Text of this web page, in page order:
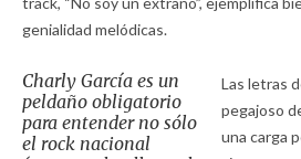
genialidad melódicas.
Charly García es un
peldaño obligatorio
para entender no sólo
el rock nacional
Las letras
pegajoso
una carga